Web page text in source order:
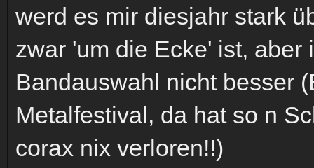
werd es mir diesjahr stark
zwar 'um die Ecke' ist,
Bandauswahl nicht besser
Metalfestival, da hat so n
corax nix verloren!!)